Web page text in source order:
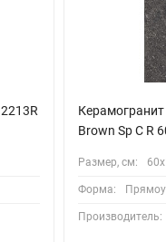
Керамогранит
Brown Sp C R
Размер, см:
Форма:
Производитель: